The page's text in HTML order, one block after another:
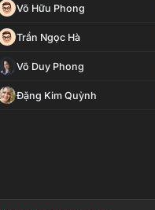
Võ Hữu Phong
Trần Ngọc Hà
Võ Duy Phong
Đặng Kim Quỳnh